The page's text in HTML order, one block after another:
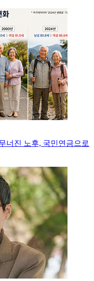
너진 노후, 국민연금으로